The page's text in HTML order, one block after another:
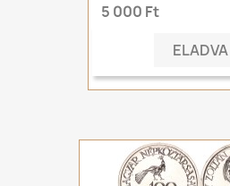
5 000 Ft
ELADVA